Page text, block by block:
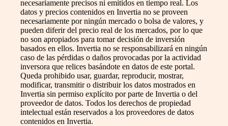
necesariamente precisos ni emitidos en tiempo real. Los
datos y precios contenidos en Invertia no se proveen
necesariamente por ningún mercado o bolsa de valores, y
pueden diferir del precio real de los mercados, por lo que
no son apropiados para tomar decisión de inversión
basados en ellos. Invertia no se responsabilizará en ningún
caso de las pérdidas o daños provocadas por la actividad
inversora que relices basándote en datos de este portal.
Queda prohibido usar, guardar, reproducir, mostrar,
modificar, transmitir o distribuir los datos mostrados en
Invertia sin permiso explícito por parte de Invertia o del
proveedor de datos. Todos los derechos de propiedad
intelectual están reservados a los proveedores de datos
contenidos en Invertia.